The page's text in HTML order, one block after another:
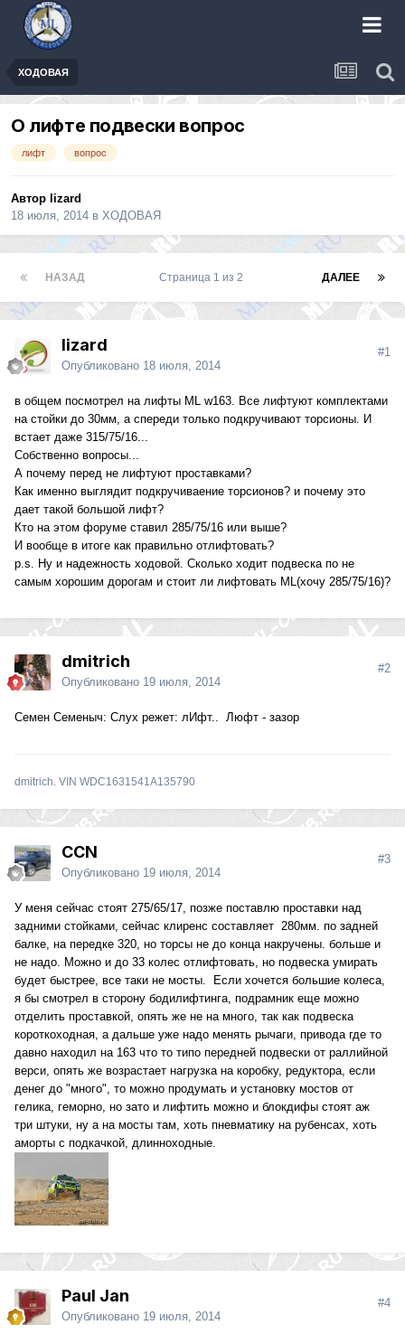
ХОДОВАЯ
О лифте подвески вопрос
лифт вопрос
Автор lizard
18 июля, 2014 в ХОДОВАЯ
НАЗАД ДАЛЕЕ
Страница 1 из 2
lizard
Опубликовано 18 июля, 2014
#1
в общем посмотрел на лифты ML w163. Все лифтуют комплектами
на стойки до 30мм, а спереди только подкручивают торсионы. И
встает даже 315/75/16...
Собственно вопросы...
А почему перед не лифтуют проставками?
Как именно выглядит подкручиваение торсионов? и почему это
дает такой большой лифт?
Кто на этом форуме ставил 285/75/16 или выше?
И вообще в итоге как правильно отлифтовать?
p.s. Ну и надежность ходовой. Сколько ходит подвеска по не
самым хорошим дорогам и стоит ли лифтовать ML(хочу 285/75/16)?
dmitrich
Опубликовано 19 июля, 2014
#2
Семен Семеныч: Слух режет: лИфт.. Люфт - зазор
dmitrich. VIN WDC1631541A135790
CCN
Опубликовано 19 июля, 2014
#3
У меня сейчас стоят 275/65/17, позже поставлю проставки над
задними стойками, сейчас клиренс составляет 280мм. по задней
балке, на передке 320, но торсы не до конца накручены. больше и
не надо. Можно и до 33 колес отлифтовать, но подвеска умирать
будет быстрее, все таки не мосты. Если хочется большие колеса,
я бы смотрел в сторону бодилифтинга, подрамник еще можно
отделить проставкой, опять же не на много, так как подвеска
короткоходная, а дальше уже надо менять рычаги, привода где то
давно находил на 163 что то типо передней подвески от раллийной
верси, опять же возрастает нагрузка на коробку, редуктора, если
денег до "много", то можно продумать и установку мостов от
гелика, геморно, но зато и лифтить можно и блокдифы стоят аж
три штуки, ну а на мосты там, хоть пневматику на рубенсах, хоть
аморты с подкачкой, длинноходные.
Paul Jan
Опубликовано 19 июля, 2014
#4